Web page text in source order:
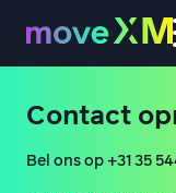
Contact
Bel ons op +31 35